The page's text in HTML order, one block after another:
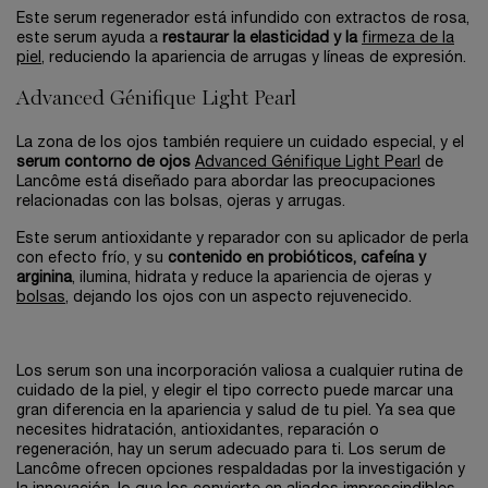
Este serum regenerador está infundido con extractos de rosa,
este serum ayuda a restaurar la elasticidad y la firmeza de la
piel
, reduciendo la apariencia de arrugas y líneas de expresión.
Advanced Génifique Light Pearl
La zona de los ojos también requiere un cuidado especial, y el
serum contorno de ojos Advanced Génifique Light Pearl
de
Lancôme está diseñado para abordar las preocupaciones
relacionadas con las bolsas, ojeras y arrugas.
Este serum antioxidante y reparador con su aplicador de perla
con efecto frío, y su contenido en probióticos, cafeína y
arginina, ilumina, hidrata y reduce la apariencia de ojeras y
bolsas , dejando los ojos con un aspecto rejuvenecido.
Los serum son una incorporación valiosa a cualquier rutina de
cuidado de la piel, y elegir el tipo correcto puede marcar una
gran diferencia en la apariencia y salud de tu piel. Ya sea que
necesites hidratación, antioxidantes, reparación o
regeneración, hay un serum adecuado para ti. Los serum de
Lancôme ofrecen opciones respaldadas por la investigación y